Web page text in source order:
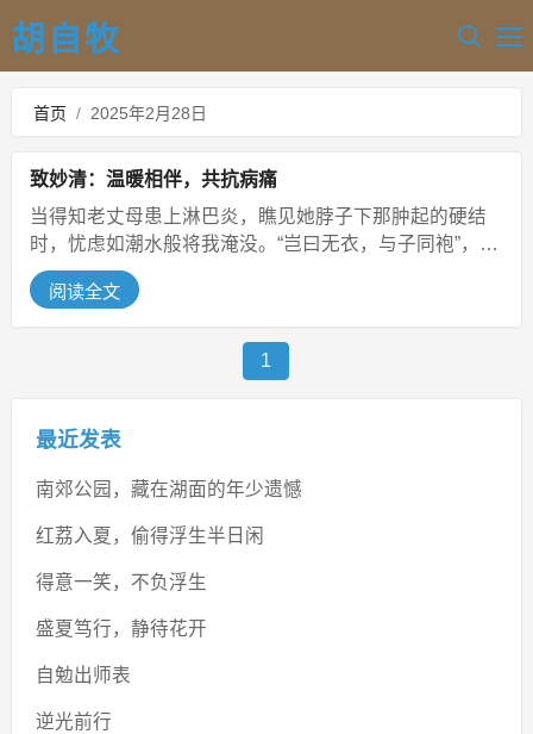
胡自牧
首页 / 2025年2月28日
致妙清：温暖相伴，共抗病痛
当得知老丈母患上淋巴炎，瞧见她脖子下那肿起的硬结
时，忧虑如潮水般将我淹没。“岂曰无衣，与子同袍”，在
这艰难时刻，家人就是彼此最坚...
阅读全文
1
最近发表
南郊公园，藏在湖面的年少遗憾
红荔入夏，偷得浮生半日闲
得意一笑，不负浮生
盛夏笃行，静待花开
自勉出师表
逆光前行